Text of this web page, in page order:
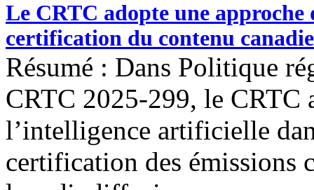
Le CRTC adopte une
certification du contenu
Résumé : Dans Politique
CRTC 2025-299, le CRTC
l’intelligence artificielle
certification des émissions